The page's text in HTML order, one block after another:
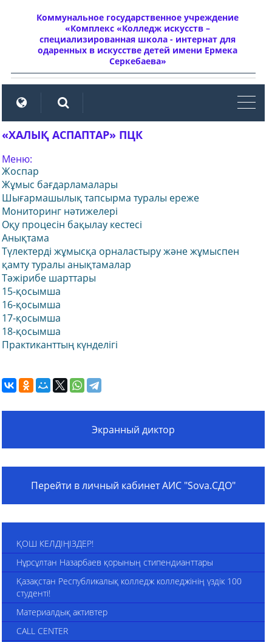
Коммунальное государственное учреждение
«Комплекс «Колледж искусств –
специализированная школа - интернат для
одаренных в искусстве детей имени Ермека
Серкебаева»
«ХАЛЫҚ АСПАПТАР» ПЦК
Меню:
Жоспар
Жұмыс бағдарламалары
Шығармашылық тапсырма туралы ереже
Мониторинг нәтижелері
Оқу процесін бақылау кестесі
Анықтама
Түлектерді жұмысқа орналастыру және жұмыспен
қамту туралы анықтамалар
Тәжірибе шарттары
15-қосымша
16-қосымша
17-қосымша
18-қосымша
Практиканттың күнделігі
Экранный диктор
Перейти в личный кабинет АИС "Sova.СДО"
ҚОШ КЕЛДІҢІЗДЕР!
Нұрсұлтан Назарбаев қорының стипендианттары
Қазақстан Республикалық колледж колледжінің үздік 100
студенті!
Материалдық активтер
CALL CENTER